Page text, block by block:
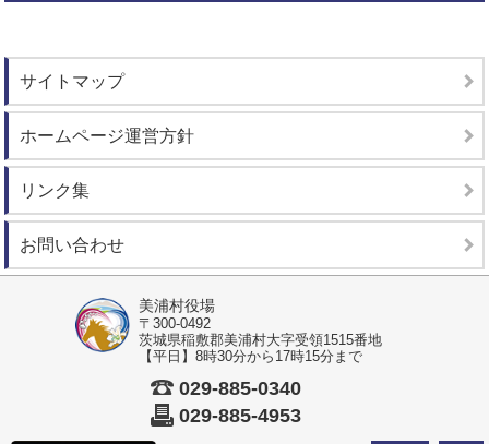
サイトマップ
ホームページ運営方針
リンク集
お問い合わせ
美浦村役場
〒300-0492
茨城県稲敷郡美浦村大字受領1515番地
【平日】8時30分から17時15分まで
029-885-0340
029-885-4953